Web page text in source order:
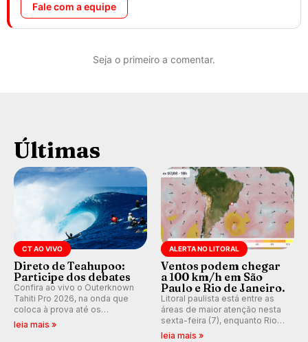
Fale com a equipe
Seja o primeiro a comentar.
Últimas
CT AO VIVO
Direto de Teahupoo:
Participe dos debates
Confira ao vivo o Outerknown
Tahiti Pro 2026, na onda que
coloca à prova até os
melhores surfistas do mundo.
leia mais »
ALERTA NO LITORAL
Ventos podem chegar
a 100 km/h em São
Paulo e Rio de Janeiro.
Litoral paulista está entre as
áreas de maior atenção nesta
sexta-feira (7), enquanto Rio
de Janeiro também recebe
leia mais »